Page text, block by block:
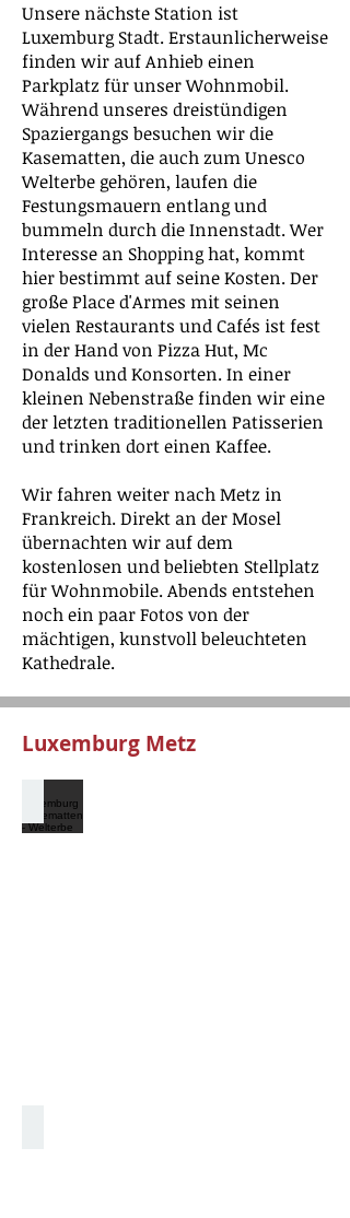
Unsere nächste Station ist
Luxemburg Stadt. Erstaunlicherweise
finden wir auf Anhieb einen
Parkplatz für unser Wohnmobil.
Während unseres dreistündigen
Spaziergangs besuchen wir die
Kasematten, die auch zum Unesco
Welterbe gehören, laufen die
Festungsmauern entlang und
bummeln durch die Innenstadt. Wer
Interesse an Shopping hat, kommt
hier bestimmt auf seine Kosten. Der
große Place d'Armes mit seinen
vielen Restaurants und Cafés ist fest
in der Hand von Pizza Hut, Mc
Donalds und Konsorten. In einer
kleinen Nebenstraße finden wir eine
der letzten traditionellen Patisserien
und trinken dort einen Kaffee.
Wir fahren weiter nach Metz in
Frankreich. Direkt an der Mosel
übernachten wir auf dem
kostenlosen und beliebten Stellplatz
für Wohnmobile. Abends entstehen
noch ein paar Fotos von der
mächtigen, kunstvoll beleuchteten
Kathedrale.
Luxemburg Metz
Luxemburg Kasematten - Welterbe